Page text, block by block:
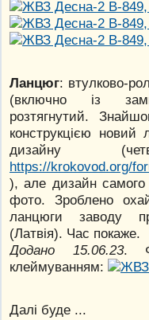
Ланцюг: втулково-
(включно із
розтягнутий.
конструкцією новий
дизайну
https://krokovod.org/
), але дизайн
фото. Зроблено
ланцюги заводу
(Латвія). Час покаже.
Додано 15.06.23.
клеймуванням:
Далі буде ...